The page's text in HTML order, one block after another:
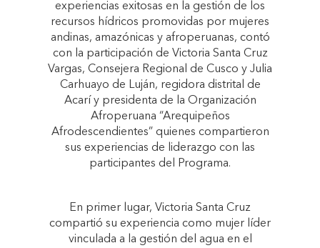
experiencias exitosas en la gestión de los
recursos hídricos promovidas por mujeres
andinas, amazónicas y afroperuanas, contó
con la participación de Victoria Santa Cruz
Vargas, Consejera Regional de Cusco y Julia
Carhuayo de Luján, regidora distrital de
Acarí y presidenta de la Organización
Afroperuana “Arequipeños
Afrodescendientes” quienes compartieron
sus experiencias de liderazgo con las
participantes del Programa.
En primer lugar, Victoria Santa Cruz
compartió su experiencia como mujer líder
vinculada a la gestión del agua en el